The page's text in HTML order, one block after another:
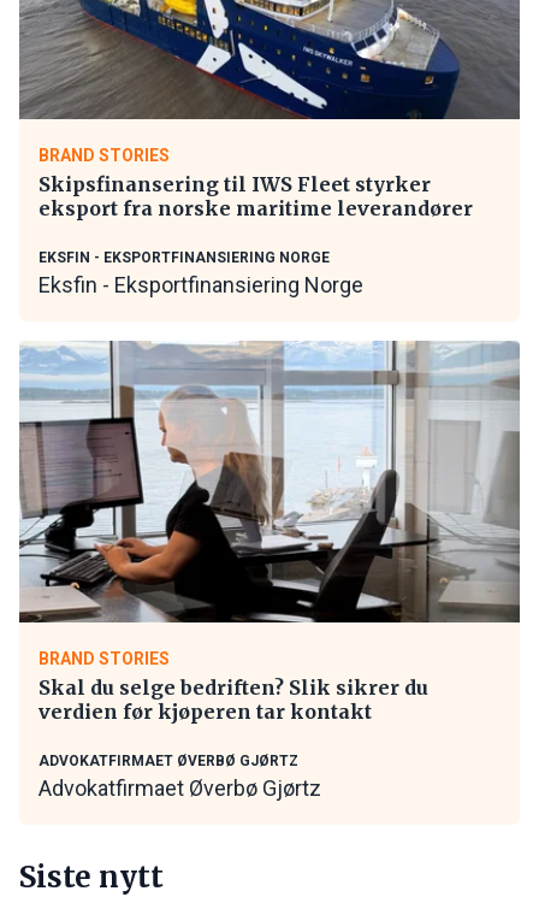
BRAND STORIES
Skipsfinansering til IWS Fleet styrker
eksport fra norske maritime leverandører
EKSFIN - EKSPORTFINANSIERING NORGE
Eksfin - Eksportfinansiering Norge
BRAND STORIES
Skal du selge bedriften? Slik sikrer du
verdien før kjøperen tar kontakt
ADVOKATFIRMAET ØVERBØ GJØRTZ
Advokatfirmaet Øverbø Gjørtz
Siste nytt